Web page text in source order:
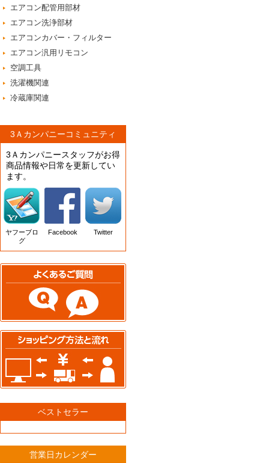
エアコン配管用部材
エアコン洗浄部材
エアコンカバー・フィルター
エアコン汎用リモコン
空調工具
洗濯機関連
冷蔵庫関連
3Ａカンパニーコミュニティ
3Ａカンパニースタッフがお得
商品情報や日常を更新してい
ます。
ヤフーブロ
グ
Facebook Twitter
ベストセラー
営業日カレンダー